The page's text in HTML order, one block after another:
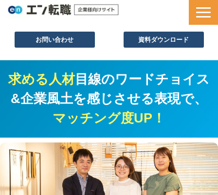
お問い合わせ 資料ダウンロード
採用ノウハウ
採用事例
セミナー情報
求める人材目線のワードチョイス
&企業風土を感じさせる表現で、
マッチング度UP！